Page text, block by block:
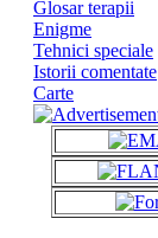
Glosar terapii
Enigme
Tehnici speciale
Istorii comentate
Carte